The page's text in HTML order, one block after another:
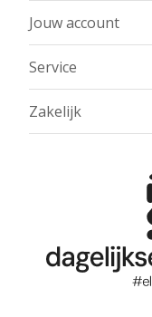
Jouw account
Service
Zakelijk